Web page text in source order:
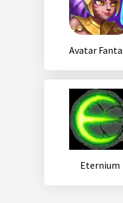
Avatar
Eternium